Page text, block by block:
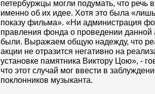
петербуржцы могли подумать, что речь
именно об их идее. Хотя это была
показу фильма». «Ни администрация
правления фонда о проведении
были. Выражаем общую надежду, что
акции не отразится негативно на
установке памятника Виктору Цою», -
что этот случай мог ввести в
поклонников музыканта.